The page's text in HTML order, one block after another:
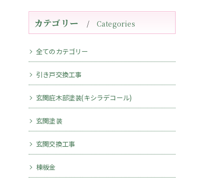
カテゴリー Categories
全てのカテゴリー
引き戸交換工事
玄関庇木部塗装(キシラデコール)
玄関塗装
玄関交換工事
棟板金